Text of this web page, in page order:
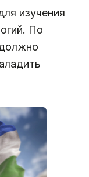
изучения
По